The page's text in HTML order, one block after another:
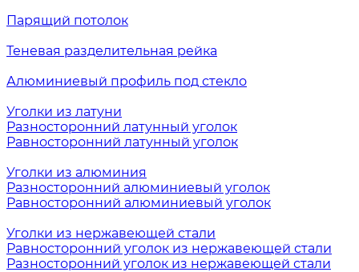
Парящий потолок
Теневая разделительная рейка
Алюминиевый профиль под стекло
Уголки из латуни
Разносторонний латунный уголок
Равносторонний латунный уголок
Уголки из алюминия
Разносторонний алюминиевый уголок
Равносторонний алюминиевый уголок
Уголки из нержавеющей стали
Равносторонний уголок из нержавеющей стали
Разносторонний уголок из нержавеющей стали